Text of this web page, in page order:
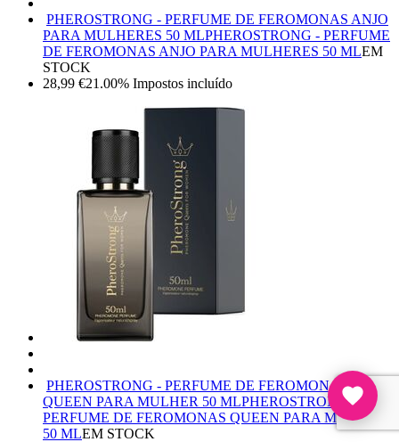
PHEROSTRONG - PERFUME DE FEROMONAS ANJO
PARA MULHERES 50 MLPHEROSTRONG - PERFUME
DE FEROMONAS ANJO PARA MULHERES 50 MLEM
STOCK
28,99 €21.00% Impostos incluído
PHEROSTRONG - PERFUME DE FEROMONAS
QUEEN PARA MULHER 50 MLPHEROSTRONG -
PERFUME DE FEROMONAS QUEEN PARA MULHER
50 MLEM STOCK